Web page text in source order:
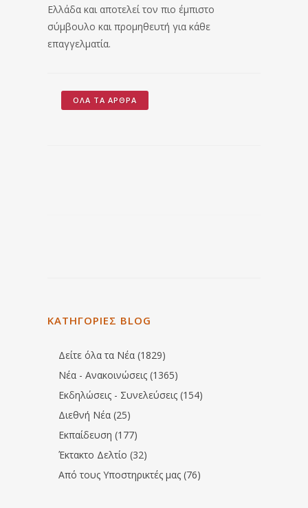
Ελλάδα και αποτελεί τον πιο έμπιστο
σύμβουλο και προμηθευτή για κάθε
επαγγελματία.
ΌΛΑ ΤΑ ΆΡΘΡΑ
ΚΑΤΗΓΟΡΙΕΣ BLOG
Δείτε όλα τα Νέα (1829)
Νέα - Ανακοινώσεις (1365)
Εκδηλώσεις - Συνελεύσεις (154)
Διεθνή Νέα (25)
Εκπαίδευση (177)
Έκτακτο Δελτίο (32)
Από τους Υποστηρικτές μας (76)